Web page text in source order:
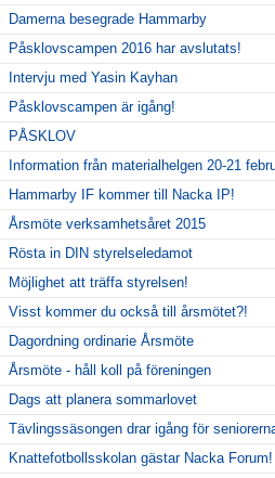
Damerna besegrade Hammarby
Påsklovscampen 2016 har avslutats!
Intervju med Yasin Kayhan
Påsklovscampen är igång!
PÅSKLOV
Information från materialhelgen 20-21
Hammarby IF kommer till Nacka IP!
Årsmöte verksamhetsåret 2015
Rösta in DIN styrelseledamot
Möjlighet att träffa styrelsen!
Visst kommer du också till årsmötet?!
Dagordning ordinarie Årsmöte
Årsmöte - håll koll på föreningen
Dags att planera sommarlovet
Tävlingssäsongen drar igång för
Knattefotbollsskolan gästar Nacka Forum!